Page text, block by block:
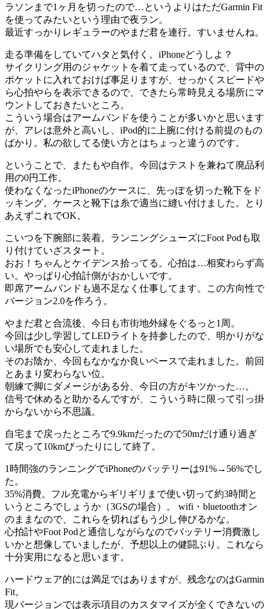
ラソンまで1ヶ月を切ったので…というよりはただGarmin Fit
を使ってみたいという理由で夜ラン。
最近すっかりレギュラーのやまだ君を連行。すいませんね。
走る準備をしていてハタと気付く。iPhoneどうしよ？
サイクリング用のジャケットを着て走っているので、背中の
ポケットに入れておけば事足りますが、せっかくスピードや
ら心拍やらを表示できるので、できたら常時見える場所にマ
ウントしておきたいところ。
こういう場合はアームバンドを使うことが多いかと思います
が、アレは意外と高いし、iPod的に上腕に付ける前提のもの
ばかり。私の欲してる使い方とはちょっと違うのです。
ということで、またもや自作。今回はテストを兼ねて廃品利
用の0円工作。
使わなくなったiPhoneのケースに、先っぽを切った靴下をド
ッキング。ケースと靴下は糸で適当に縫い付けました。とり
あえずこれでOK。
こいつを下腕部に装着。ランニングシューズにFoot Podも取
り付けていざスタート。
おお！ちゃんとケイデンス拾ってる。心拍は…相変わらず高
い。やっぱり心拍計側がおかしいです。
即席アームバンドも過不足なく仕事してます。この方向性で
バージョン2.0を作ろう。
やまだ君と合流後、今日も市街地外縁をぐるっと1周。
今回は少し学習してLEDライトを持参したので、明かりがな
い場所でも安心して走れました。
そのお陰か、今回もなかなか良いペースで走れました。前回
とあまり変わらない位。
朝練で脚にダメージがある分、今日の方がキツかった…。
信号で休めると助かるんですが、こういう時に限って引っ掛
からないから不思議。
自宅まで戻ったところで9.9kmだったので50mだけ通り過ぎ
て戻って10kmぴったりにして終了。
1時間強のランニングでiPhoneのバッテリーは91%→56%でし
た。
35%消費。フル充電からギリギリまで使い切って約3時間と
いうところでしょうか（3GSの場合）。 wifi・bluetoothオン
のままなので、これらを切ればもう少し伸びるかな。
心拍計やFoot Podと通信しながらなのでバッテリー消費激し
いかと想像していましたが、予想以上の健闘ぶり。これなら
十分実用になると思います。
ハードウェア的には満足ではありますが、残念なのはGarmin
Fit。
現バージョンでは表示項目のカスタマイズが全くできないの